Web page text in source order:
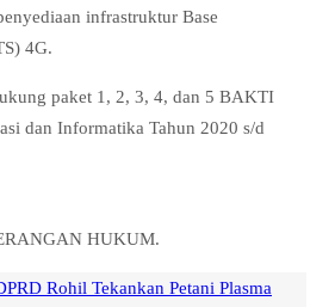
infrastruktur Base
4G.
paket 1, 2, 3, 4, dan 5 BAKTI
dan Informatika Tahun 2020 s/d
HUKUM.
Rohil Tekankan Petani Plasma